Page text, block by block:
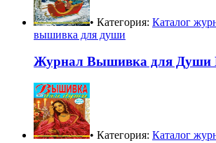
• Категория: Каталог
вышивка для души
Журнал Вышивка для Души
• Категория: Каталог